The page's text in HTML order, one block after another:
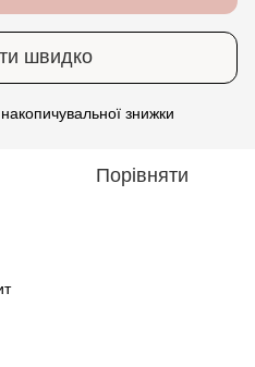
швидко
знижки
Порівняти